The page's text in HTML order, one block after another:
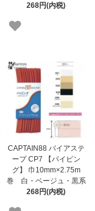
268円(内税)
CAPTAIN88 バイアステ
ープ CP7 【パイピン
グ】 巾10mm×2.75m
巻 白・ベージュ・黒系
268円(内税)